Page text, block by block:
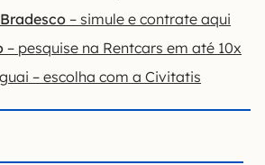
– simule e contrate aqui
– pesquise na Rentcars em até 10x
– escolha com a Civitatis